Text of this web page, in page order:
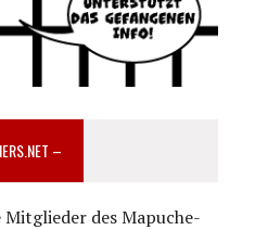
–
des Mapuche-